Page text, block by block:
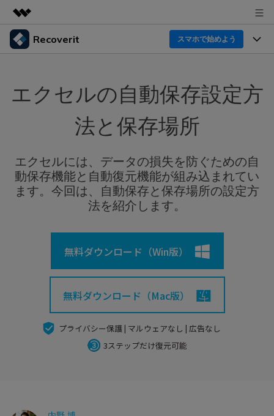
製品
概要
企業情報
サポート
Recoverit スマホで始めよう
Recoverit for Windows
Windowsデータ復元ならRecoverit！確実な復元技術と
スマホで始めよう
Macの大切なデータを制限なく完全復元
スマホで始めよう
Recoverit 無料版
消えたデータ/ 誤削除したデータも完全無料で復元
機能一覧
ドライブから復元
削除されたメディアを復元
独自の復元ソリューション 新着
ドキュメントを復元
すべての機能を確認
データ復元事例
データ復元
外付けデバイス復元
その他の復元
Recoveritとは
データ復元の専門家
Recoveritをよりよく活用
操作ガイド
ログイン
search
スマホで始めよう
エクセルの自動保存設定方
法と保存場所
エクセルには、データの損失を防ぐための自
動保存機能と自動復元機能が組み込まれてい
ます。今回は、自動保存と保存場所の設定方
法を紹介します。
無料ダウンロード（Win版）
無料ダウンロード（Mac版）
プライバシー保護 | マルウェアなし | 広告なし
3ステップだけ復元可能